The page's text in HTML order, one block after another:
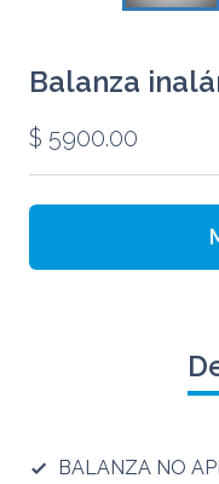
Balanza
$ 5900.00
BALANZA NO